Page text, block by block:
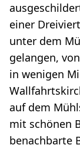
einer
unter dem
gelangen,
in wenigen
auf dem
mit schönen
benachbarte